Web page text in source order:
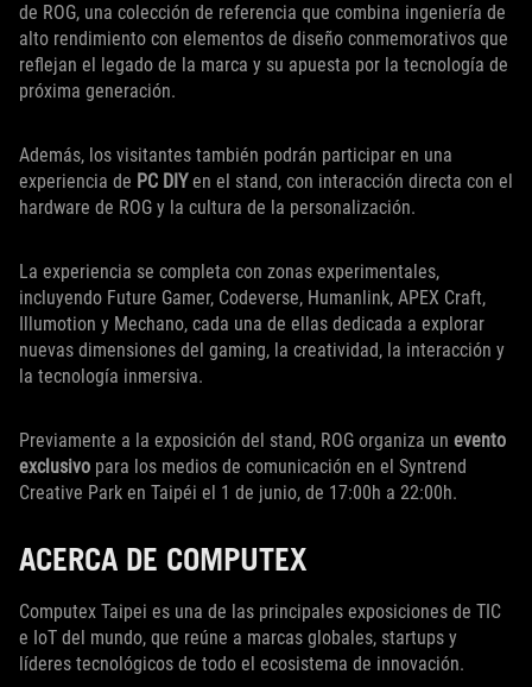
de ROG, una colección de referencia que combina ingeniería de
alto rendimiento con elementos de diseño conmemorativos que
reflejan el legado de la marca y su apuesta por la tecnología de
próxima generación.
Además, los visitantes también podrán participar en una
experiencia de PC DIYen el stand, con interacción directa con el
hardware de ROG y la cultura de la personalización.
La experiencia se completa con zonas experimentales,
incluyendo Future Gamer, Codeverse, Humanlink, APEX Craft,
Illumotion y Mechano, cada una de ellas dedicada a explorar
nuevas dimensiones del gaming, la creatividad, la interacción y
la tecnología inmersiva.
Previamente a la exposición del stand, ROG organiza un evento
exclusivo para los medios de comunicación en el Syntrend
Creative Park en Taipéi el 1 de junio, de 17:00h a 22:00h.
ACERCA DE COMPUTEX
Computex Taipei es una de las principales exposiciones de TIC
e IoT del mundo, que reúne a marcas globales, startups y
líderes tecnológicos de todo el ecosistema de innovación.